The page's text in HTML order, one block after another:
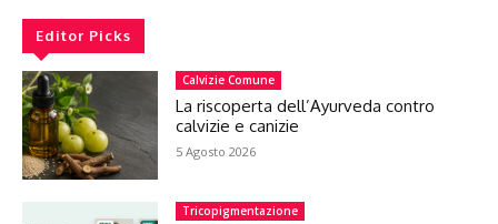
Editor Picks
Calvizie Comune
La riscoperta dell’Ayurveda contro
calvizie e canizie
5 Agosto 2026
Tricopigmentazione